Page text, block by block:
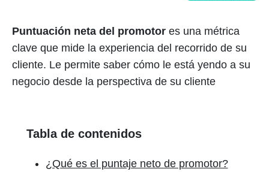
Puntuación neta del promotor es una métrica
clave que mide la experiencia del recorrido de su
cliente. Le permite saber cómo le está yendo a su
negocio desde la perspectiva de su cliente
Tabla de contenidos
¿Qué es el puntaje neto de promotor?